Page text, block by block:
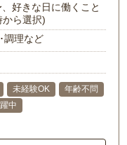
好きな日に働くこと
ら選択)
調理など
未経験OK
年齢不問
中